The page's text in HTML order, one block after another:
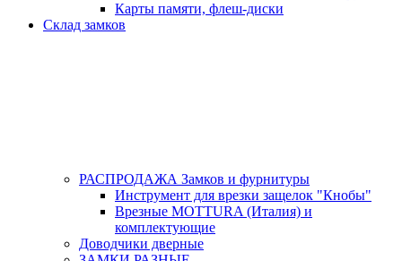
Карты памяти, флеш-диски
Склад замков
РАСПРОДАЖА Замков и фурнитуры
Инструмент для врезки защелок "Кнобы"
Врезные MOTTURA (Италия) и
комплектующие
Доводчики дверные